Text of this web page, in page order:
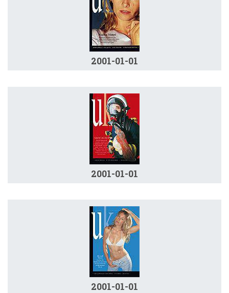
2001-01-01
2001-01-01
2001-01-01